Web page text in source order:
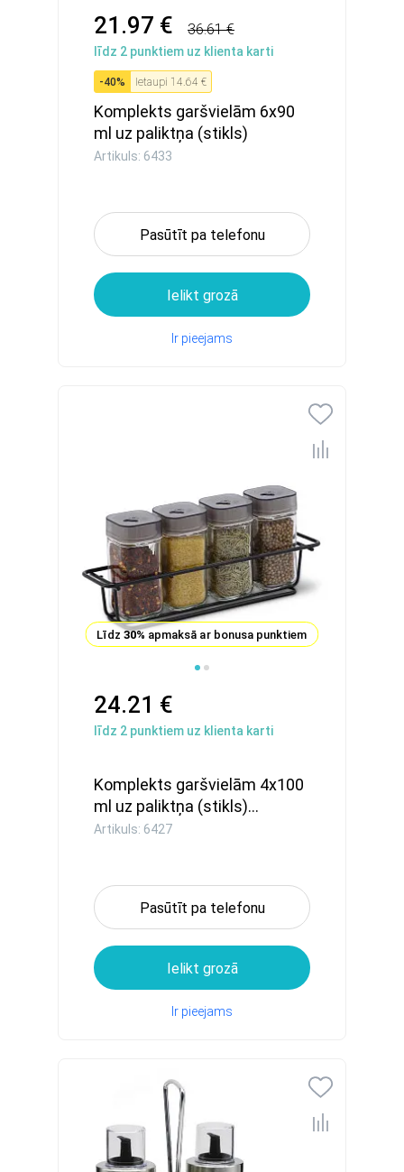
21.97 € 36.61 €
līdz 2 punktiem uz klienta karti
-40% Ietaupi 14.64 €
Komplekts garšvielām 6x90
ml uz paliktņa (stikls)
Artikuls: 6433
Pasūtīt pa telefonu
Ielikt grozā
Ir pieejams
Līdz 30% apmaksā ar bonusa punktiem
24.21 €
līdz 2 punktiem uz klienta karti
Komplekts garšvielām 4x100
ml uz paliktņa (stikls)...
Artikuls: 6427
Pasūtīt pa telefonu
Ielikt grozā
Ir pieejams